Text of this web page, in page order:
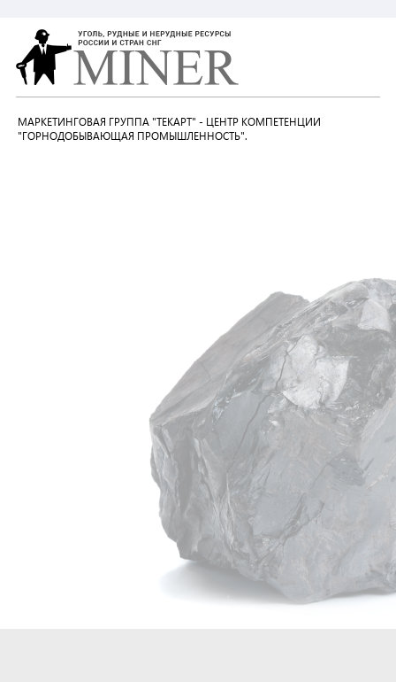
МАРКЕТИНГОВАЯ ГРУППА "ТЕКАРТ" - ЦЕНТР КОМПЕТЕНЦИИ
"ГОРНОДОБЫВАЮЩАЯ ПРОМЫШЛЕННОСТЬ".